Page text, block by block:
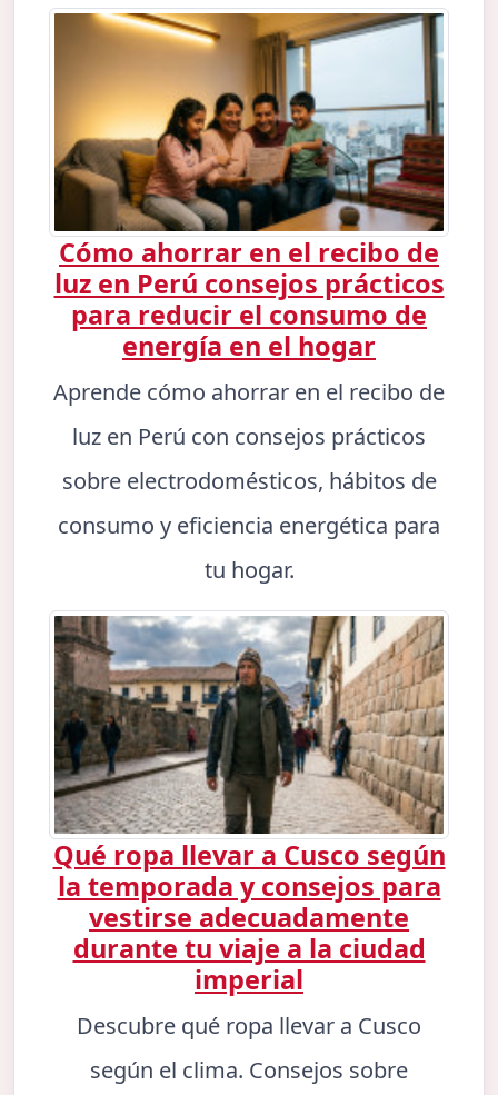
Cómo ahorrar en el recibo de
luz en Perú consejos prácticos
para reducir el consumo de
energía en el hogar
Aprende cómo ahorrar en el recibo de
luz en Perú con consejos prácticos
sobre electrodomésticos, hábitos de
consumo y eficiencia energética para
tu hogar.
Qué ropa llevar a Cusco según
la temporada y consejos para
vestirse adecuadamente
durante tu viaje a la ciudad
imperial
Descubre qué ropa llevar a Cusco
según el clima. Consejos sobre